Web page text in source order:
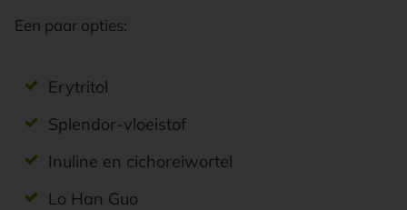
Een paar opties:
Erytritol
Splendor-vloeistof
Inuline en cichoreiwortel
Lo Han Guo